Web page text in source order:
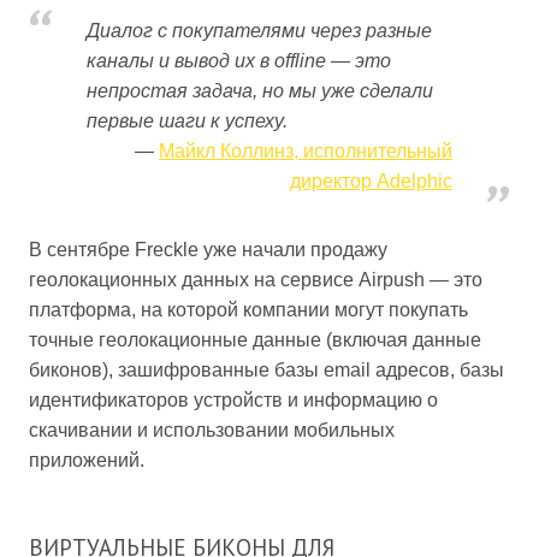
Диалог с покупателями через разные
каналы и вывод их в offline — это
непростая задача, но мы уже сделали
первые шаги к успеху.
Майкл Коллинз, исполнительный
директор Adelphic
В сентябре Freckle уже начали продажу
геолокационных данных на сервисе Airpush — это
платформа, на которой компании могут покупать
точные геолокационные данные (включая данные
биконов), зашифрованные базы email адресов, базы
идентификаторов устройств и информацию о
скачивании и использовании мобильных
приложений.
ВИРТУАЛЬНЫЕ БИКОНЫ ДЛЯ